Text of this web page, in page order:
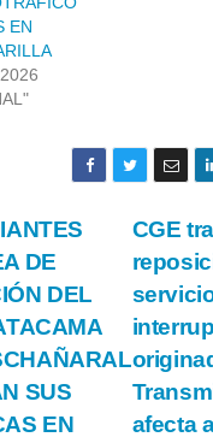
EN
CGE
afecta
DE
DEL
SUS
EN